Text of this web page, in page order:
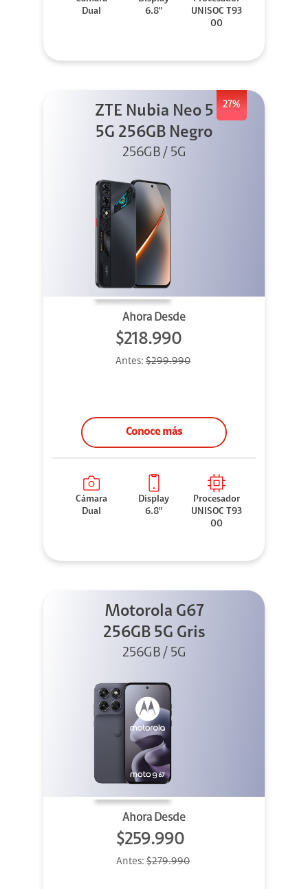
Dual
6.8"
UNISOC T93
00
27%
ZTE Nubia Neo 5
5G 256GB Negro
256GB / 5G
Ahora Desde
$218.990
Antes: $299.990
Conoce más
Cámara
Dual
Display
6.8"
Procesador
UNISOC T93
00
Motorola G67
256GB 5G Gris
256GB / 5G
Ahora Desde
$259.990
Antes: $279.990